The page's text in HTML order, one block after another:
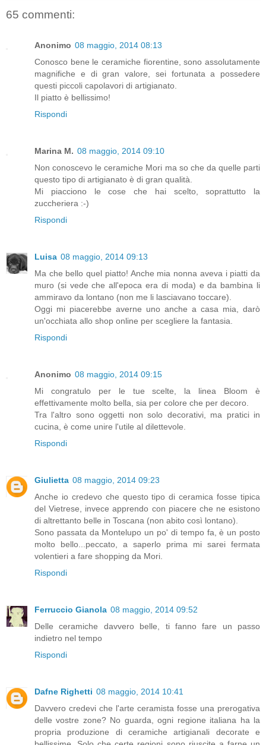
65 commenti:
Anonimo 08 maggio, 2014 08:13
Conosco bene le ceramiche fiorentine, sono assolutamente
magnifiche e di gran valore, sei fortunata a possedere
questi piccoli capolavori di artigianato.
Il piatto è bellissimo!
Rispondi
Marina M. 08 maggio, 2014 09:10
Non conoscevo le ceramiche Mori ma so che da quelle parti
questo tipo di artigianato è di gran qualità.
Mi piacciono le cose che hai scelto, soprattutto la
zuccheriera :-)
Rispondi
Luisa 08 maggio, 2014 09:13
Ma che bello quel piatto! Anche mia nonna aveva i piatti da
muro (si vede che all'epoca era di moda) e da bambina li
ammiravo da lontano (non me li lasciavano toccare).
Oggi mi piacerebbe averne uno anche a casa mia, darò
un'occhiata allo shop online per scegliere la fantasia.
Rispondi
Anonimo 08 maggio, 2014 09:15
Mi congratulo per le tue scelte, la linea Bloom è
effettivamente molto bella, sia per colore che per decoro.
Tra l'altro sono oggetti non solo decorativi, ma pratici in
cucina, è come unire l'utile al dilettevole.
Rispondi
Giulietta 08 maggio, 2014 09:23
Anche io credevo che questo tipo di ceramica fosse tipica
del Vietrese, invece apprendo con piacere che ne esistono
di altrettanto belle in Toscana (non abito così lontano).
Sono passata da Montelupo un po' di tempo fa, è un posto
molto bello...peccato, a saperlo prima mi sarei fermata
volentieri a fare shopping da Mori.
Rispondi
Ferruccio Gianola 08 maggio, 2014 09:52
Delle ceramiche davvero belle, ti fanno fare un passo
indietro nel tempo
Rispondi
Dafne Righetti 08 maggio, 2014 10:41
Davvero credevi che l'arte ceramista fosse una prerogativa
delle vostre zone? No guarda, ogni regione italiana ha la
propria produzione di ceramiche artigianali decorate e